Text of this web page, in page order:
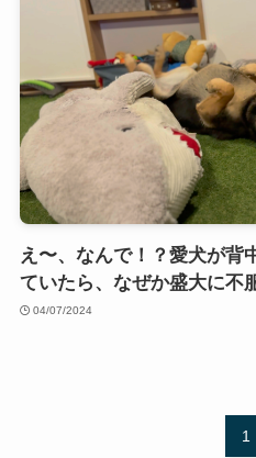
え〜、なんで！？愛犬が背
ていたら、なぜか盛大に不
04/07/2024
1